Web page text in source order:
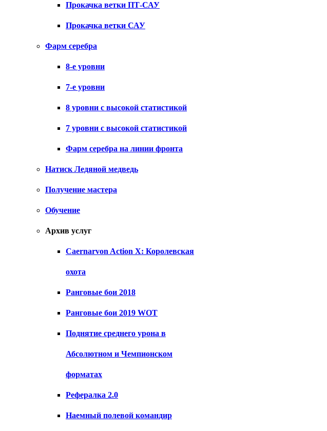
Прокачка ветки ПТ-САУ
Прокачка ветки САУ
Фарм серебра
8-е уровни
7-е уровни
8 уровни с высокой статистикой
7 уровни с высокой статистикой
Фарм серебра на линии фронта
Натиск Ледяной медведь
Получение мастера
Обучение
Архив услуг
Caernarvon Action X: Королевская
охота
Ранговые бои 2018
Ранговые бои 2019 WOT
Поднятие среднего урона в
Абсолютном и Чемпионском
форматах
Рефералка 2.0
Наемный полевой командир